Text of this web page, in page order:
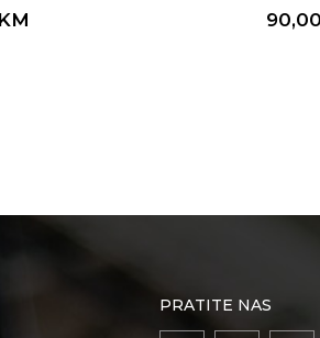
KM 90,00
PRATITE NAS